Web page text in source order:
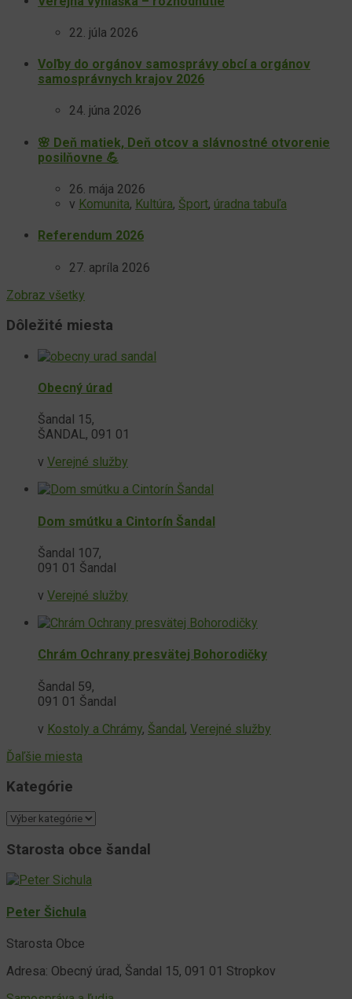
22. júla 2026
Voľby do orgánov samosprávy obcí a orgánov
samosprávnych krajov 2026
24. júna 2026
🌸 Deň matiek, Deň otcov a slávnostné otvorenie
posilňovne 💪
26. mája 2026
v Komunita, Kultúra, Šport, úradna tabuľa
Referendum 2026
27. apríla 2026
Zobraz všetky
Dôležité miesta
Obecný úrad
Šandal 15,
ŠANDAL, 091 01
v Verejné služby
Dom smútku a Cintorín Šandal
Šandal 107,
091 01 Šandal
v Verejné služby
Chrám Ochrany presvätej Bohorodičky
Šandal 59,
091 01 Šandal
v Kostoly a Chrámy, Šandal, Verejné služby
Ďaľšie miesta
Kategórie
Kategórie
Starosta obce šandal
Peter Šichula
Starosta Obce
Adresa: Obecný úrad, Šandal 15, 091 01 Stropkov